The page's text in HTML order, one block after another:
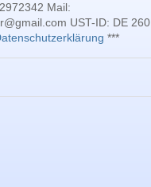
Mail:
UST-ID: DE 260
***